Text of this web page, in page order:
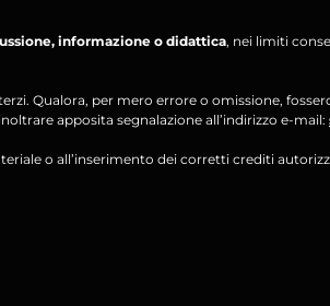
informazione o didattica, nei limiti
Qualora, per mero errore o omissione,
apposita segnalazione all’indirizzo e-mail:
o all’inserimento dei corretti crediti